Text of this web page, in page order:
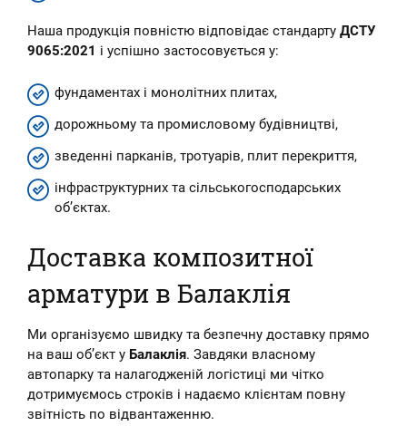
Наша продукція повністю відповідає стандарту ДСТУ
9065:2021 і успішно застосовується у:
фундаментах і монолітних плитах,
дорожньому та промисловому будівництві,
зведенні парканів, тротуарів, плит перекриття,
інфраструктурних та сільськогосподарських
об’єктах.
Доставка композитної
арматури в Балаклія
Ми організуємо швидку та безпечну доставку прямо
на ваш об’єкт у Балаклія. Завдяки власному
автопарку та налагодженій логістиці ми чітко
дотримуємось строків і надаємо клієнтам повну
звітність по відвантаженню.